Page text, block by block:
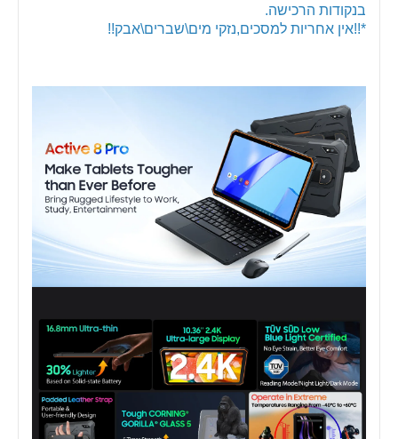
בנקודות הרכישה.
*!!אין אחריות למסכים,נזקי מים\שברים\אבק!!